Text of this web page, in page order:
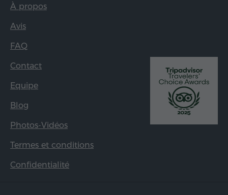
À propos
Avis
FAQ
Contact
Equipe
Blog
Photos-Vidéos
Termes et conditions
Confidentialité